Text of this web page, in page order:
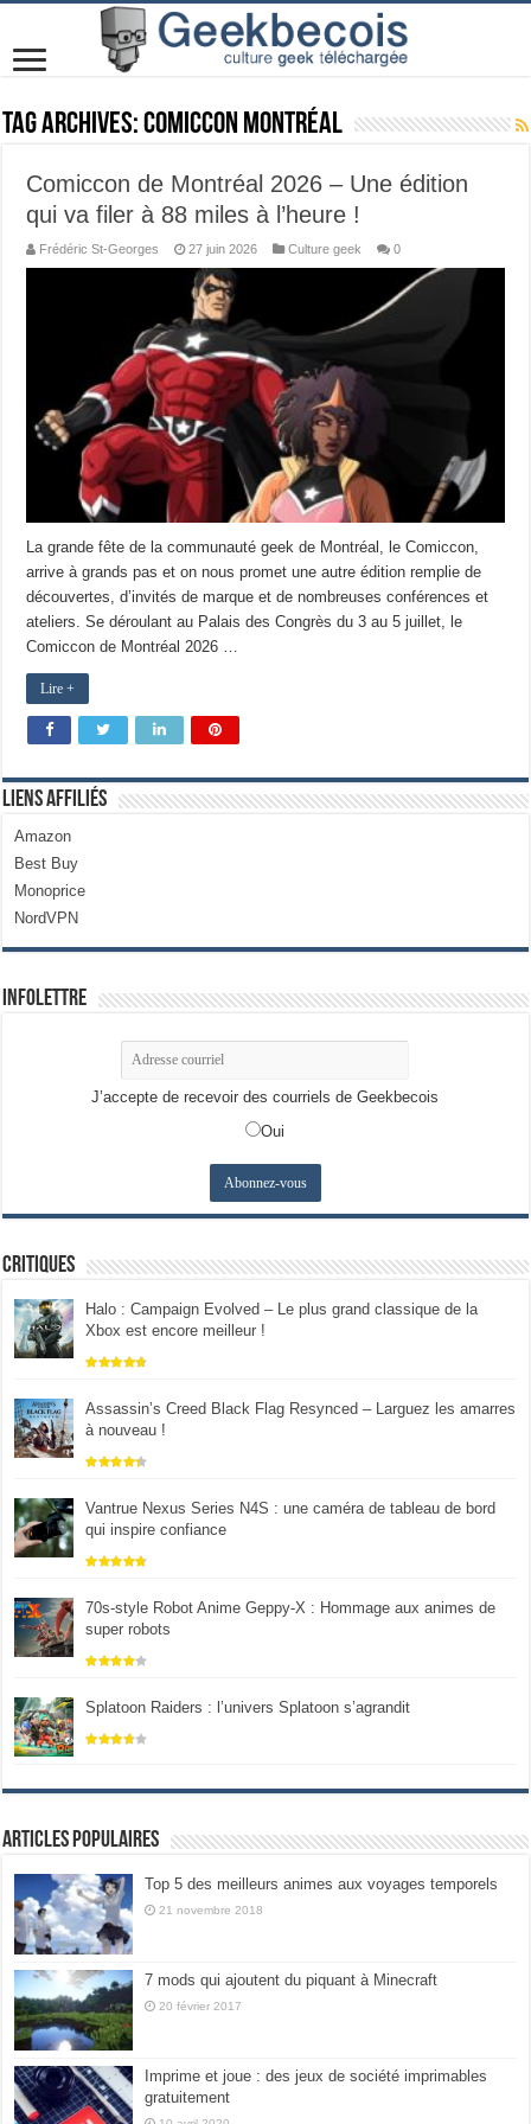
Tag Archives:Comiccon Montréal
Comiccon de Montréal 2026 – Une édition
qui va filer à 88 miles à l’heure !
Frédéric St-Georges 27 juin 2026 Culture geek 0
La grande fête de la communauté geek de Montréal, le Comiccon,
arrive à grands pas et on nous promet une autre édition remplie de
découvertes, d’invités de marque et de nombreuses conférences et
ateliers. Se déroulant au Palais des Congrès du 3 au 5 juillet, le
Comiccon de Montréal 2026 …
Lire +
Liens Affiliés
Amazon
Best Buy
Monoprice
NordVPN
Infolettre
J’accepte de recevoir des courriels de Geekbecois
Oui
Critiques
Halo : Campaign Evolved – Le plus grand classique de la
Xbox est encore meilleur !
Assassin’s Creed Black Flag Resynced – Larguez les amarres
à nouveau !
Vantrue Nexus Series N4S : une caméra de tableau de bord
qui inspire confiance
70s-style Robot Anime Geppy-X : Hommage aux animes de
super robots
Splatoon Raiders : l’univers Splatoon s’agrandit
Articles populaires
Top 5 des meilleurs animes aux voyages temporels
21 novembre 2018
7 mods qui ajoutent du piquant à Minecraft
20 février 2017
Imprime et joue : des jeux de société imprimables
gratuitement